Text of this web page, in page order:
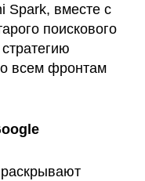
Spark, вместе с
поискового
всем фронтам